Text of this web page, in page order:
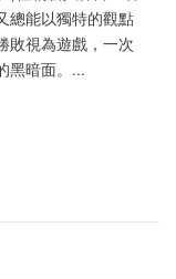
總能以獨特的觀點
敗視為遊戲，一次
黑暗面。...